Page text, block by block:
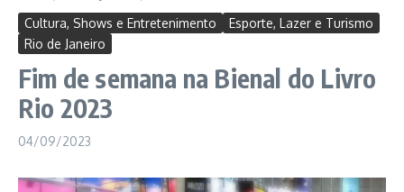
Cultura, Shows e Entretenimento
Esporte, Lazer e Turismo
Rio de Janeiro
Fim de semana na Bienal do Livro
Rio 2023
04/09/2023